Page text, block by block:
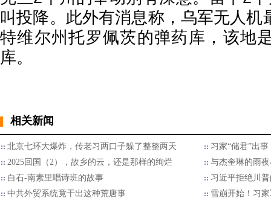
叫投降。此外有消息称，乌军无人机
特维尔州托罗佩茨的弹药库，该地
库。
相关新闻
北京七环大爆炸，传老习两口子躲了整整两天
习家“储君”出
2025回国（2），故乡的云，还是那样的绚烂
与杰奎琳的雨
白石-南素里唱诗班的故事
习近平拒绝川普
中共外贸系统竟干出这种荒唐事
雪崩开始！习